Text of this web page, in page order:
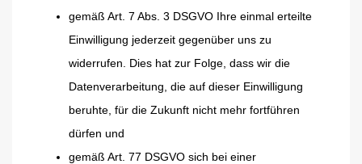
gemäß Art. 7 Abs. 3 DSGVO Ihre einmal erteilte
Einwilligung jederzeit gegenüber uns zu
widerrufen. Dies hat zur Folge, dass wir die
Datenverarbeitung, die auf dieser Einwilligung
beruhte, für die Zukunft nicht mehr fortführen
dürfen und
gemäß Art. 77 DSGVO sich bei einer